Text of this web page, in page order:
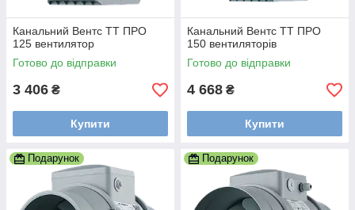
Канальний Вентс ТТ ПРО
125 вентилятор
Готово до відправки
3 406 ₴
Купити
Канальний Вентс ТТ ПРО
150 вентиляторів
Готово до відправки
4 668 ₴
Купити
Подарунок Подарунок